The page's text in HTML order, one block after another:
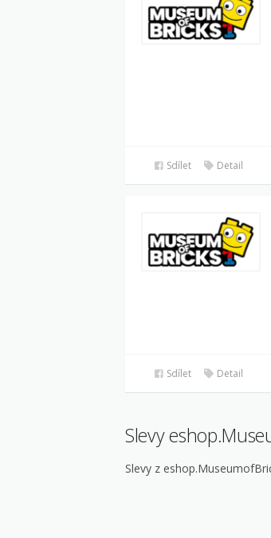
Sdílet Detail
Sdílet Detail
Slevy
Slevy z